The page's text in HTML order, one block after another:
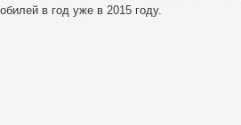
в год уже в 2015 году.